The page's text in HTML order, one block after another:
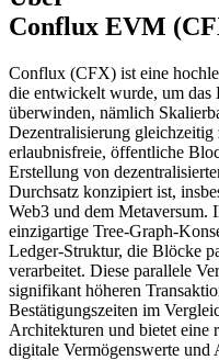
Conflux EVM
Conflux (CFX) ist eine
die entwickelt wurde, um
überwinden, nämlich
Dezentralisierung gleichzeitig
erlaubnisfreie, öffentliche
Erstellung von
Durchsatz konzipiert ist,
Web3 und dem Metaversum.
einzigartige Tree-Graph-
Ledger-Struktur, die Blöcke
verarbeitet. Diese parallele
signifikant höheren
Bestätigungszeiten im
Architekturen und bietet eine
digitale Vermögenswerte und